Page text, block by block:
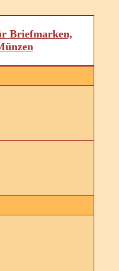
Briefmarken,